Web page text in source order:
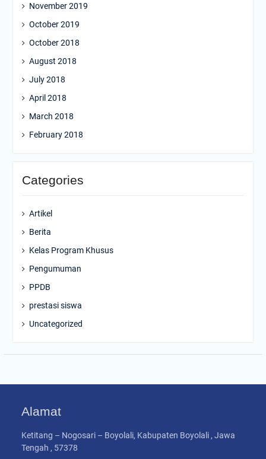
November 2019
October 2019
October 2018
August 2018
July 2018
April 2018
March 2018
February 2018
Categories
Artikel
Berita
Kelas Program Khusus
Pengumuman
PPDB
prestasi siswa
Uncategorized
Alamat
Ketitang – Nogosari – Boyolali, Kabupaten Boyolali , Jawa
Tengah , 57378